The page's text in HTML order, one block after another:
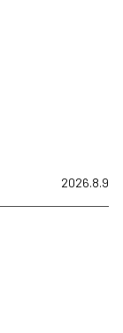
2026.8.9